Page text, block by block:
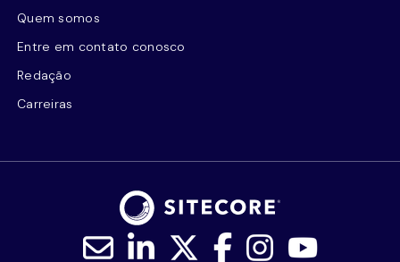
Quem somos
Entre em contato conosco
Redação
Carreiras